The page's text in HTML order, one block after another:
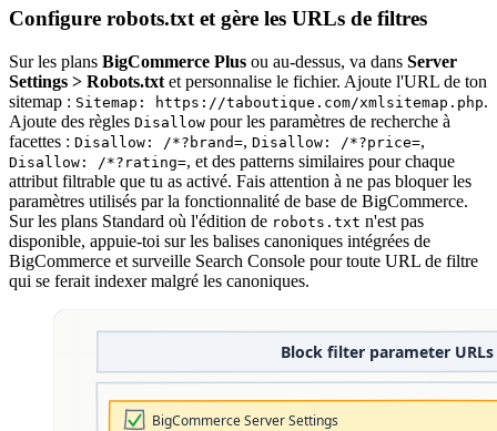
Configure robots.txt et gère les URLs de filtres
Sur les plans BigCommerce Plus ou au-dessus, va dans Server
Settings > Robots.txt et personnalise le fichier. Ajoute l'URL de ton
sitemap : Sitemap: https://taboutique.com/xmlsitemap.php.
Ajoute des règles Disallow pour les paramètres de recherche à
facettes : Disallow: /*?brand=, Disallow: /*?price=,
Disallow: /*?rating=, et des patterns similaires pour chaque
attribut filtrable que tu as activé. Fais attention à ne pas bloquer les
paramètres utilisés par la fonctionnalité de base de BigCommerce.
Sur les plans Standard où l'édition de robots.txt n'est pas
disponible, appuie-toi sur les balises canoniques intégrées de
BigCommerce et surveille Search Console pour toute URL de filtre
qui se ferait indexer malgré les canoniques.